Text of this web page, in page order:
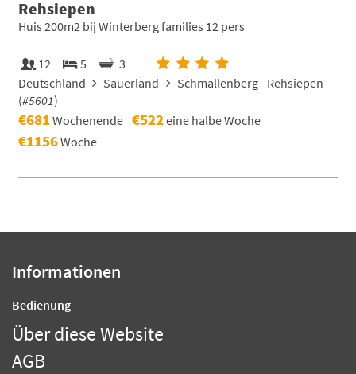
Rehsiepen
Huis 200m2 bij Winterberg families 12 pers
12 5
3
Deutschland
Sauerland
Schmallenberg - Rehsiepen
(#5601)
€681Wochenende €522eine halbe Woche
€1156Woche
Informationen
Bedienung
Über diese Website
AGB